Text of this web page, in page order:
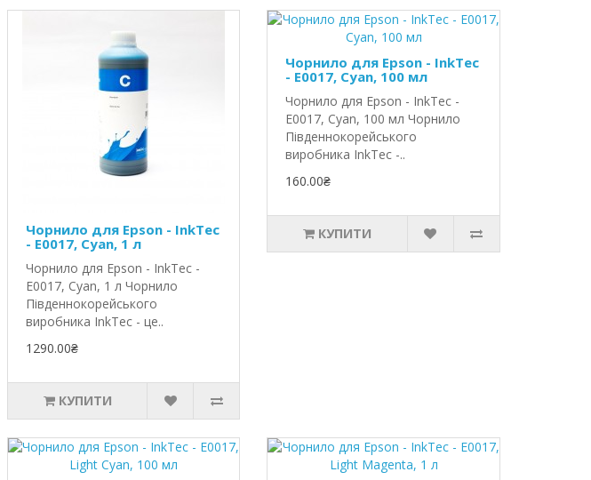
Чорнило для Epson - InkTec
- E0017, Cyan, 1 л
Чорнило для Epson - InkTec -
E0017, Cyan, 1 л Чорнило
Південнокорейського
виробника InkTec - це..
1290.00₴
КУПИТИ
Чорнило для Epson - InkTec
- E0017, Cyan, 100 мл
Чорнило для Epson - InkTec -
E0017, Cyan, 100 мл Чорнило
Південнокорейського
виробника InkTec -..
160.00₴
КУПИТИ